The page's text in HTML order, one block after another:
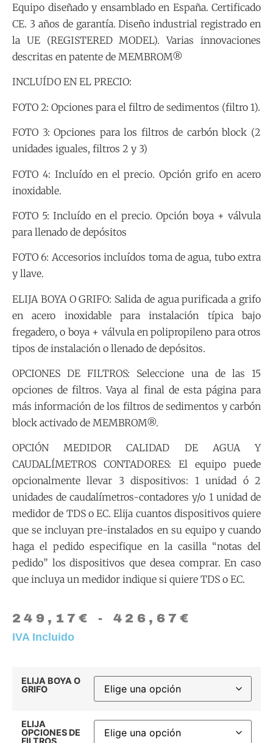
Equipo diseñado y ensamblado en España. Certificado
CE. 3 años de garantía. Diseño industrial registrado en
la UE (REGISTERED MODEL). Varias innovaciones
descritas en patente de MEMBROM®
INCLUÍDO EN EL PRECIO:
FOTO 2: Opciones para el filtro de sedimentos (filtro 1).
FOTO 3: Opciones para los filtros de carbón block (2
unidades iguales, filtros 2 y 3)
FOTO 4: Incluído en el precio. Opción grifo en acero
inoxidable.
FOTO 5: Incluído en el precio. Opción boya + válvula
para llenado de depósitos
FOTO 6: Accesorios incluídos toma de agua, tubo extra
y llave.
ELIJA BOYA O GRIFO: Salida de agua purificada a grifo
en acero inoxidable para instalación típica bajo
fregadero, o boya + válvula en polipropileno para otros
tipos de instalación o llenado de depósitos.
OPCIONES DE FILTROS: Seleccione una de las 15
opciones de filtros. Vaya al final de esta página para
más información de los filtros de sedimentos y carbón
block activado de MEMBROM®.
OPCIÓN MEDIDOR CALIDAD DE AGUA Y
CAUDALÍMETROS CONTADORES: El equipo puede
opcionalmente llevar 3 dispositivos: 1 unidad ó 2
unidades de caudalímetros-contadores y/o 1 unidad de
medidor de TDS o EC. Elija cuantos dispositivos quiere
que se incluyan pre-instalados en su equipo y cuando
haga el pedido especifique en la casilla “notas del
pedido” los dispositivos que desea comprar. En caso
que incluya un medidor indique si quiere TDS o EC.
249,17€ - 426,67€
IVA Incluido
ELIJA BOYA O
GRIFO
ELIJA
OPCIONES DE
FILTROS